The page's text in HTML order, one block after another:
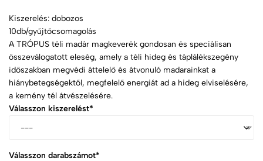
Kiszerelés: dobozos
10db/gyűjtőcsomagolás
A TRÓPUS téli madár magkeverék gondosan és speciálisan
összeválogatott eleség, amely a téli hideg és táplálékszegény
időszakban megvédi áttelelő és átvonuló madarainkat a
hiánybetegségektől, megfelelő energiát ad a hideg elviselésére,
a kemény tél átvészelésére.
Válasszon kiszerelést*
Válasszon darabszámot*